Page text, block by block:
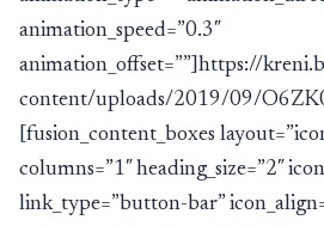
animation_speed=”0.3″
animation_offset=””]https://
content/uploads/2019/09/
[fusion_content_boxes
columns=”1″ heading_size=”2″
link_type=”button-bar”